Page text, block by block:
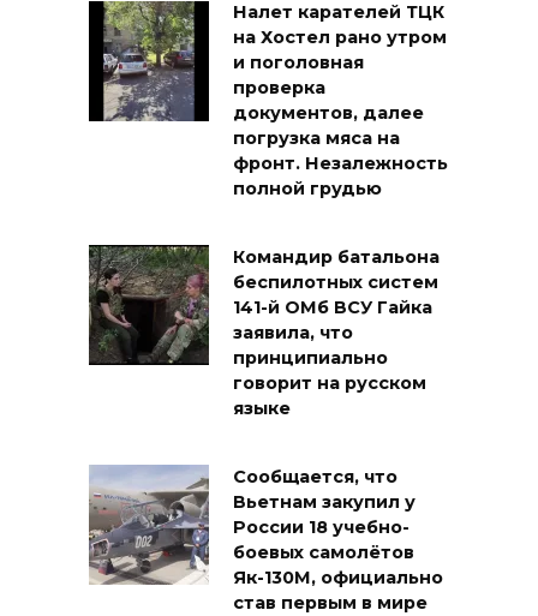
Налет карателей ТЦК
на Хостел рано утром
и поголовная
проверка
документов, далее
погрузка мяса на
фронт. Незалежность
полной грудью
Командир батальона
беспилотных систем
141-й ОМб ВСУ Гайка
заявила, что
принципиально
говорит на русском
языке
Сообщается, что
Вьетнам закупил у
России 18 учебно-
боевых самолётов
Як-130М, официально
став первым в мире